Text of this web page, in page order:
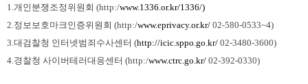
1.개인분쟁조정위원회 (http:/www.1336.or.kr/1336/)
2.정보보호마크인증위원회 (http:/www.eprivacy.or.kr/ 02-580-0533~4)
3.대검찰청 인터넷범죄수사센터 (http://icic.sppo.go.kr/ 02-3480-3600)
4.경찰청 사이버테러대응센터 (http:/www.ctrc.go.kr/ 02-392-0330)